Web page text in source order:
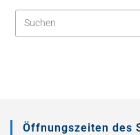
Öffnungszeiten des